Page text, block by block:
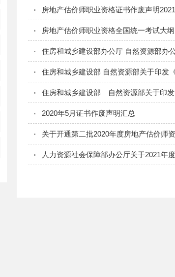
房地产估价师职业资格证书作废声明
房地产估价师职业资格全国统一考试大
住房和城乡建设部办公厅 自然资源部办
住房和城乡建设部 自然资源部关于印发
住房和城乡建设部 自然资源部关于印
2020年5月证书作废声明汇总
关于开通第二批2020年度房地产估价师
人力资源社会保障部办公厅关于2021年